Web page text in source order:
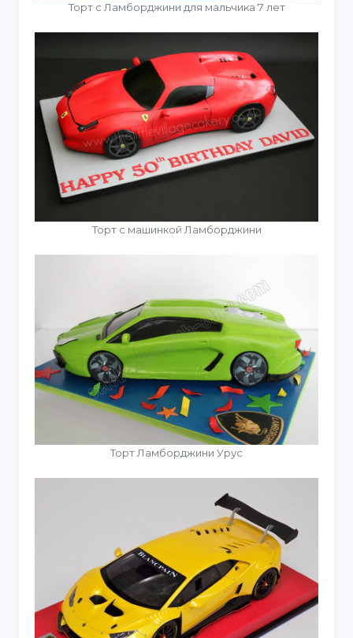
Торт с Ламборджини для мальчика 7 лет
Торт с машинкой Ламборджини
Торт Ламборджини Урус